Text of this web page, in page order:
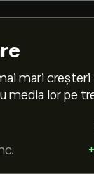
mari creșteri
media lor pe